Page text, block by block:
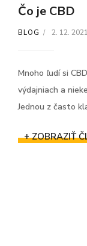
BLOG 2. 12. 2021
Čo je CBD
Mnoho ľudí si
výdajniach a
Jednou z často
+ ZOBRAZIŤ